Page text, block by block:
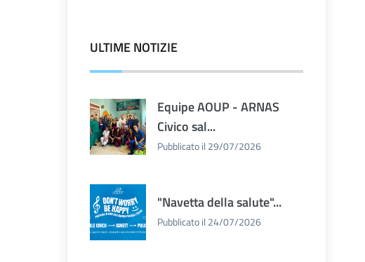
ULTIME NOTIZIE
Equipe AOUP - ARNAS
Civico sal...
Pubblicato il 29/07/2026
"Navetta della salute"...
Pubblicato il 24/07/2026